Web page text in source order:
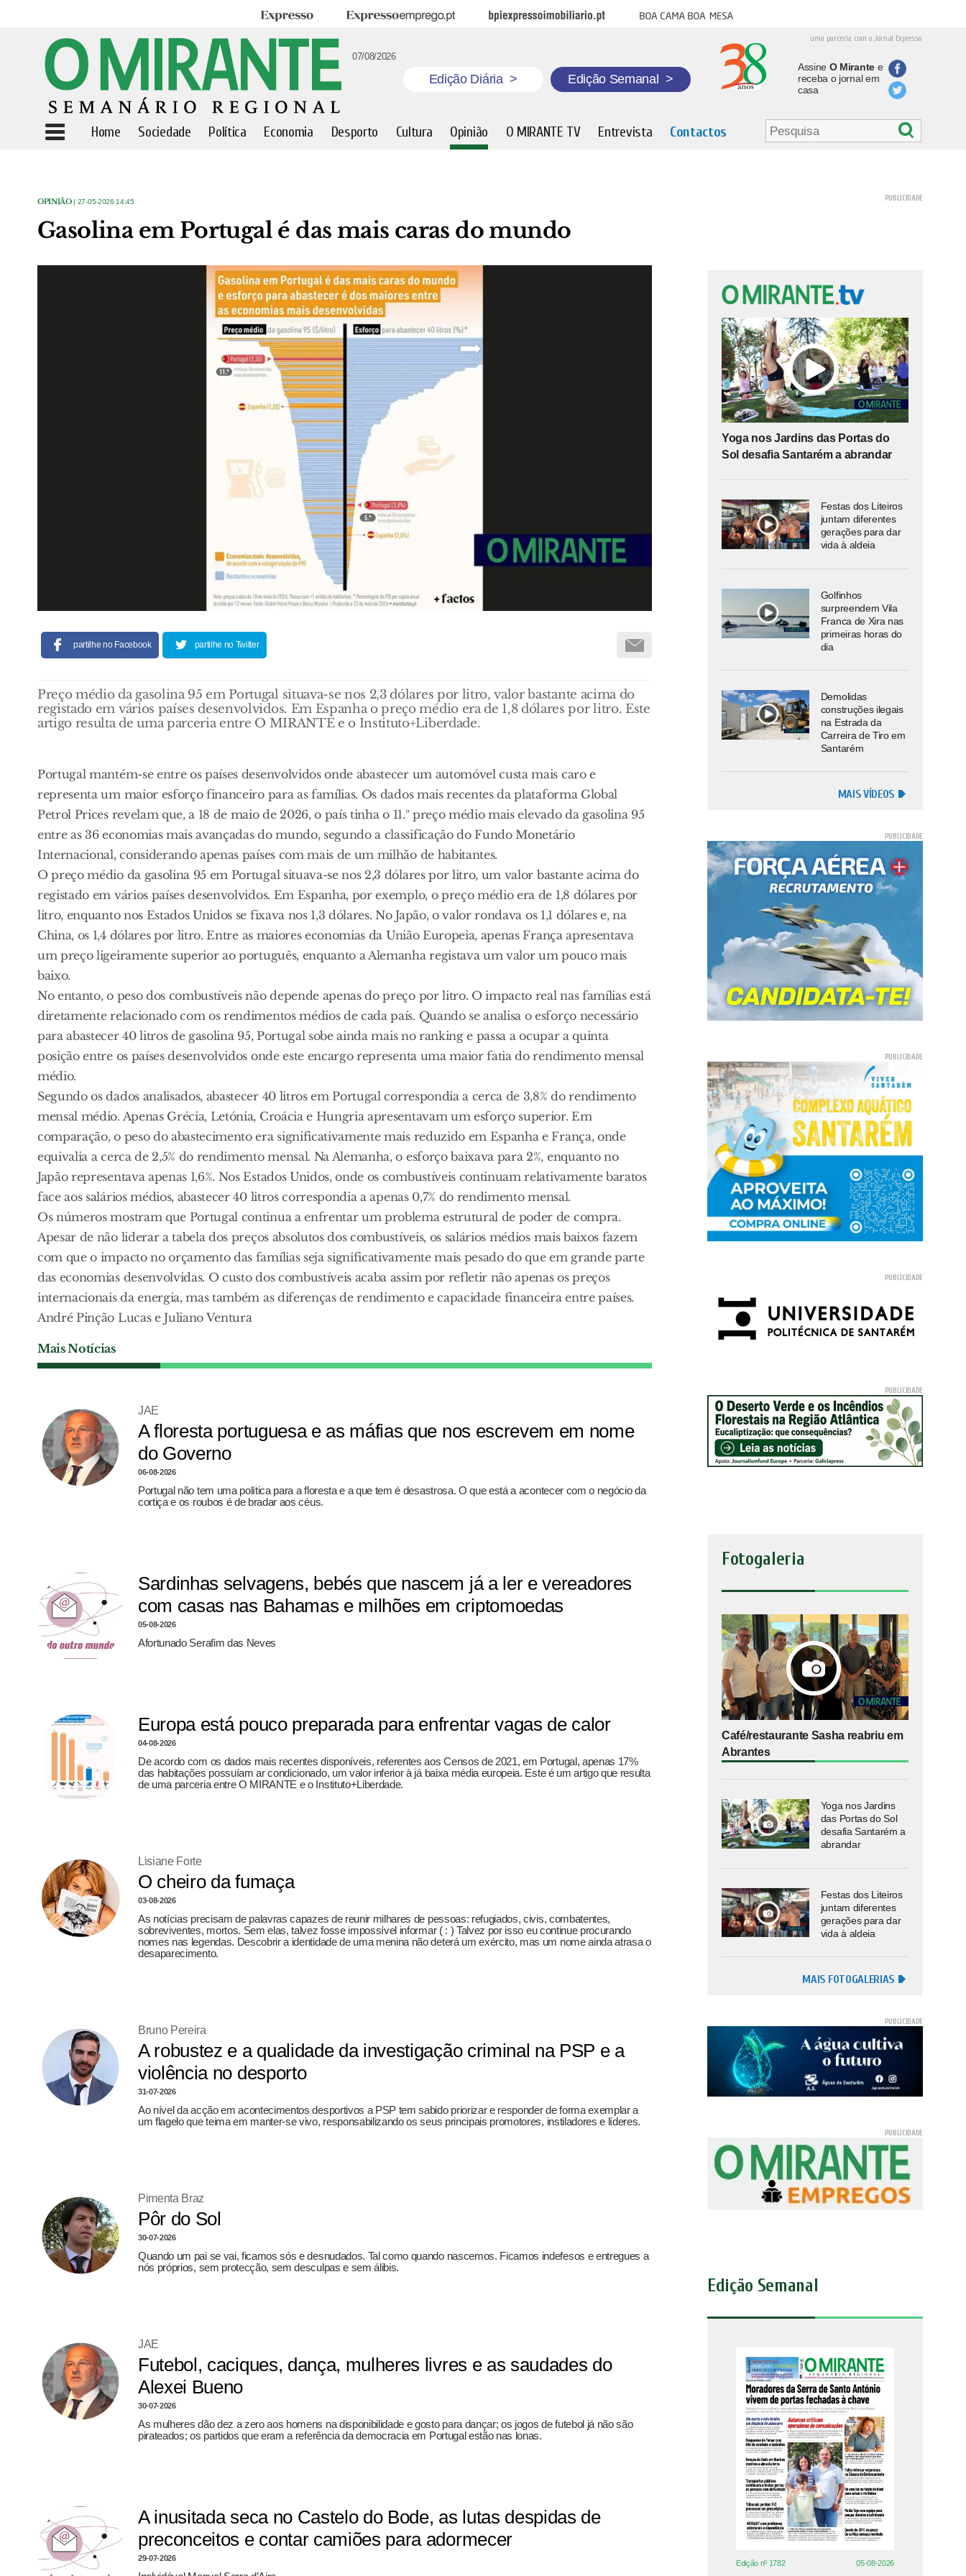
Expresso Expresso Emprego BPI Expresso Imobiliário Boa cama boa mesa
uma parceria com o Jornal Expresso
07/08/2026
Edição Diária > Edição Semanal >
Assine O Mirantee
receba o jornal em
casa
Home Sociedade Política Economia Desporto Cultura Opinião O MIRANTE TV Entrevista Contactos
OPINIÃO| 27-05-2026 14:45
Gasolina em Portugal é das mais caras do mundo
partilhe no Facebook partilhe no Twitter
Preço médio da gasolina 95 em Portugal situava-se nos 2,3 dólares por litro, valor bastante acima do
registado em vários países desenvolvidos. Em Espanha o preço médio era de 1,8 dólares por litro. Este
artigo resulta de uma parceria entre O MIRANTE e o Instituto+Liberdade.
Portugal mantém-se entre os países desenvolvidos onde abastecer um automóvel custa mais caro e
representa um maior esforço financeiro para as famílias. Os dados mais recentes da plataforma Global
Petrol Prices revelam que, a 18 de maio de 2026, o país tinha o 11.º preço médio mais elevado da gasolina 95
entre as 36 economias mais avançadas do mundo, segundo a classificação do Fundo Monetário
Internacional, considerando apenas países com mais de um milhão de habitantes.
O preço médio da gasolina 95 em Portugal situava-se nos 2,3 dólares por litro, um valor bastante acima do
registado em vários países desenvolvidos. Em Espanha, por exemplo, o preço médio era de 1,8 dólares por
litro, enquanto nos Estados Unidos se fixava nos 1,3 dólares. No Japão, o valor rondava os 1,1 dólares e, na
China, os 1,4 dólares por litro. Entre as maiores economias da União Europeia, apenas França apresentava
um preço ligeiramente superior ao português, enquanto a Alemanha registava um valor um pouco mais
baixo.
No entanto, o peso dos combustíveis não depende apenas do preço por litro. O impacto real nas famílias está
diretamente relacionado com os rendimentos médios de cada país. Quando se analisa o esforço necessário
para abastecer 40 litros de gasolina 95, Portugal sobe ainda mais no ranking e passa a ocupar a quinta
posição entre os países desenvolvidos onde este encargo representa uma maior fatia do rendimento mensal
médio.
Segundo os dados analisados, abastecer 40 litros em Portugal correspondia a cerca de 3,8% do rendimento
mensal médio. Apenas Grécia, Letónia, Croácia e Hungria apresentavam um esforço superior. Em
comparação, o peso do abastecimento era significativamente mais reduzido em Espanha e França, onde
equivalia a cerca de 2,5% do rendimento mensal. Na Alemanha, o esforço baixava para 2%, enquanto no
Japão representava apenas 1,6%. Nos Estados Unidos, onde os combustíveis continuam relativamente baratos
face aos salários médios, abastecer 40 litros correspondia a apenas 0,7% do rendimento mensal.
Os números mostram que Portugal continua a enfrentar um problema estrutural de poder de compra.
Apesar de não liderar a tabela dos preços absolutos dos combustíveis, os salários médios mais baixos fazem
com que o impacto no orçamento das famílias seja significativamente mais pesado do que em grande parte
das economias desenvolvidas. O custo dos combustíveis acaba assim por refletir não apenas os preços
internacionais da energia, mas também as diferenças de rendimento e capacidade financeira entre países.
André Pinção Lucas e Juliano Ventura
Mais Notícias
JAE
A floresta portuguesa e as máfias que nos escrevem em nome
do Governo
06-08-2026
Portugal não tem uma política para a floresta e a que tem é desastrosa. O que está a acontecer com o negócio da
cortiça e os roubos é de bradar aos céus.
Sardinhas selvagens, bebés que nascem já a ler e vereadores
com casas nas Bahamas e milhões em criptomoedas
05-08-2026
Afortunado Serafim das Neves
Europa está pouco preparada para enfrentar vagas de calor
04-08-2026
De acordo com os dados mais recentes disponíveis, referentes aos Censos de 2021, em Portugal, apenas 17%
das habitações possuíam ar condicionado, um valor inferior à já baixa média europeia. Este é um artigo que resulta
de uma parceria entre O MIRANTE e o Instituto+Liberdade.
Lisiane Forte
O cheiro da fumaça
03-08-2026
As notícias precisam de palavras capazes de reunir milhares de pessoas: refugiados, civis, combatentes,
sobreviventes, mortos. Sem elas, talvez fosse impossível informar ( : ) Talvez por isso eu continue procurando
nomes nas legendas. Descobrir a identidade de uma menina não deterá um exército, mas um nome ainda atrasa o
desaparecimento.
Bruno Pereira
A robustez e a qualidade da investigação criminal na PSP e a
violência no desporto
31-07-2026
Ao nível da acção em acontecimentos desportivos a PSP tem sabido priorizar e responder de forma exemplar a
um flagelo que teima em manter-se vivo, responsabilizando os seus principais promotores, instiladores e líderes.
Pimenta Braz
Pôr do Sol
30-07-2026
Quando um pai se vai, ficamos sós e desnudados. Tal como quando nascemos. Ficamos indefesos e entregues a
nós próprios, sem protecção, sem desculpas e sem álibis.
JAE
Futebol, caciques, dança, mulheres livres e as saudades do
Alexei Bueno
30-07-2026
As mulheres dão dez a zero aos homens na disponibilidade e gosto para dançar; os jogos de futebol já não são
pirateados; os partidos que eram a referência da democracia em Portugal estão nas lonas.
A inusitada seca no Castelo do Bode, as lutas despidas de
preconceitos e contar camiões para adormecer
29-07-2026
Yoga nos Jardins das Portas do
Sol desafia Santarém a abrandar
Festas dos Liteiros
juntam diferentes
gerações para dar
vida à aldeia
Golfinhos
surpreendem Vila
Franca de Xira nas
primeiras horas do
dia
Demolidas
construções ilegais
na Estrada da
Carreira de Tiro em
Santarém
MAIS VÍDEOS
Fotogaleria
Café/restaurante Sasha reabriu em
Abrantes
Yoga nos Jardins
das Portas do Sol
desafia Santarém a
abrandar
Festas dos Liteiros
juntam diferentes
gerações para dar
vida à aldeia
MAIS FOTOGALERIAS
Edição Semanal
Edição nº 1782 05-08-2026